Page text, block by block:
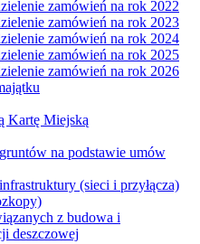
zamówień na rok 2022
zamówień na rok 2023
zamówień na rok 2024
zamówień na rok 2025
zamówień na rok 2026
Kartę Miejską
na podstawie umów
(sieci i przyłącza)
z budowa i
deszczowej